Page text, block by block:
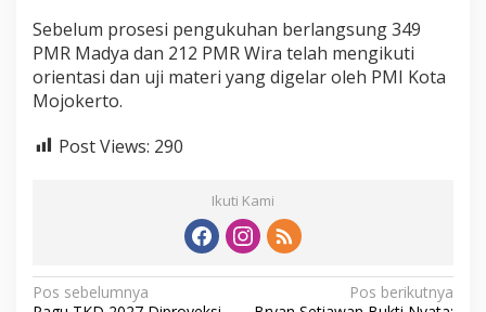
Sebelum prosesi pengukuhan berlangsung 349
PMR Madya dan 212 PMR Wira telah mengikuti
orientasi dan uji materi yang digelar oleh PMI Kota
Mojokerto.
Post Views: 290
Ikuti Kami
N
Pos sebelumnya
Pos berikutnya